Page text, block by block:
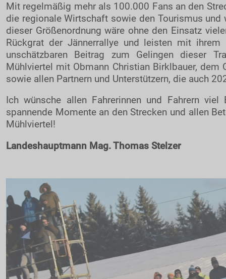
Live-Resultate
TEC7 ORM APP
Zeitplan
Nennliste
Streckenplan
Tickets / Verkaufstellen
Ticket AGB
Rallye-Journal
PRESSE
Pressemeldungen
Medienpartner
Pressefotos
Akkreditierung
Nennliste
Mit regelmäßig mehr als 100.000 Fans an den
die regionale Wirtschaft sowie den Tourismus und
dieser Größenordnung wäre ohne den Einsatz
Rückgrat der Jännerrallye und leisten mit ihrem
unschätzbaren Beitrag zum Gelingen dieser
Mühlviertel mit Obmann Christian Birklbauer, dem
sowie allen Partnern und Unterstützern, die auch
Ich wünsche allen Fahrerinnen und Fahrern
spannende Momente an den Strecken und allen
Mühlviertel!
Landeshauptmann Mag. Thomas Stelzer